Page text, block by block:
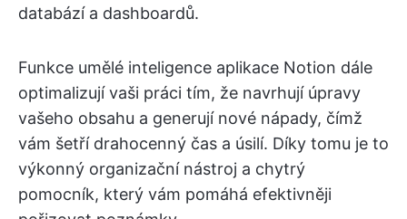
databází a dashboardů.
Funkce umělé inteligence aplikace Notion dále
optimalizují vaši práci tím, že navrhují úpravy
vašeho obsahu a generují nové nápady, čímž
vám šetří drahocenný čas a úsilí. Díky tomu je to
výkonný organizační nástroj a chytrý
pomocník, který vám pomáhá efektivněji